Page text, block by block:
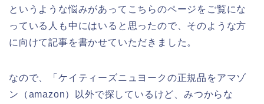
というような悩みがあってこちらのページをご覧にな
っている人も中にはいると思ったので、そのような方
に向けて記事を書かせていただきました。
なので、「ケイティーズニュヨークの正規品をアマゾ
ン（amazon）以外で探しているけど、みつからな